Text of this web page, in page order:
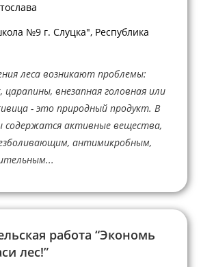
№9 г. Слуцка", Республика
леса возникают проблемы:
царапины, внезапная головная или
- это природный продукт. В
содержатся активные вещества,
антимикробным,
работа “Экономь
лес!”